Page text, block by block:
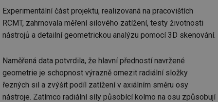
Experimentální část projektu, realizovaná na pracovištích
RCMT, zahrnovala měření silového zatížení, testy životnosti
nástrojů a detailní geometrickou analýzu pomocí 3D skenování.
Naměřená data potvrdila, že hlavní předností navržené
geometrie je schopnost výrazně omezit radiální složky
řezných sil a zvýšit podíl zatížení v axiálním směru osy
nástroje. Zatímco radiální síly působící kolmo na osu způsobují